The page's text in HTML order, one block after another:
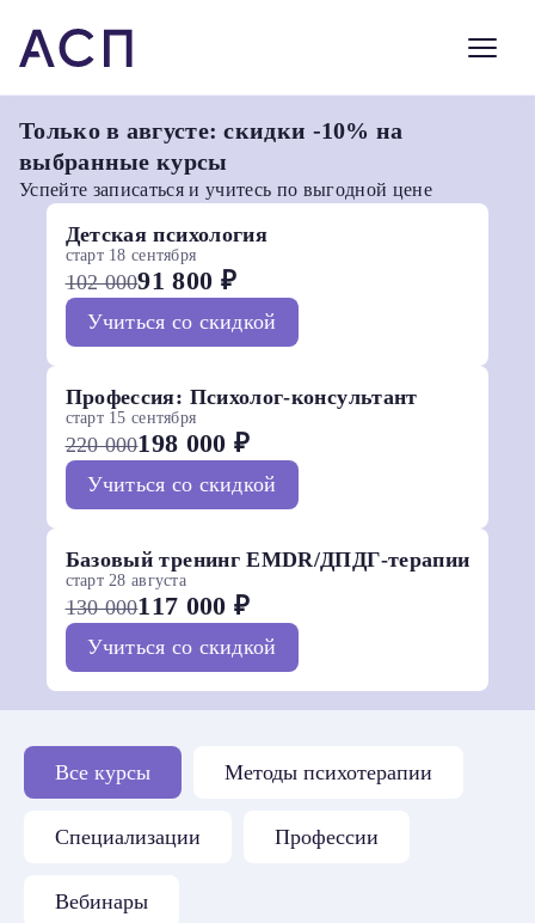
Только в августе: скидки -10% на
выбранные курсы
Успейте записаться и учитесь по выгодной цене
Детская психология
старт 18 сентября
102 00091 800 ₽
Учиться со скидкой
Профессия: Психолог-консультант
старт 15 сентября
220 000198 000 ₽
Учиться со скидкой
Базовый тренинг EMDR/ДПДГ-терапии
старт 28 августа
130 000117 000 ₽
Учиться со скидкой
Все курсы Методы психотерапии
Специализации Профессии
Вебинары